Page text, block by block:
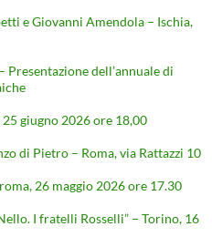
e Giovanni Amendola – Ischia,
dell’annuale di
25 giugno 2026 ore 18,00
di Pietro – Roma, via Rattazzi 10
26 maggio 2026 ore 17.30
I fratelli Rosselli” – Torino, 16